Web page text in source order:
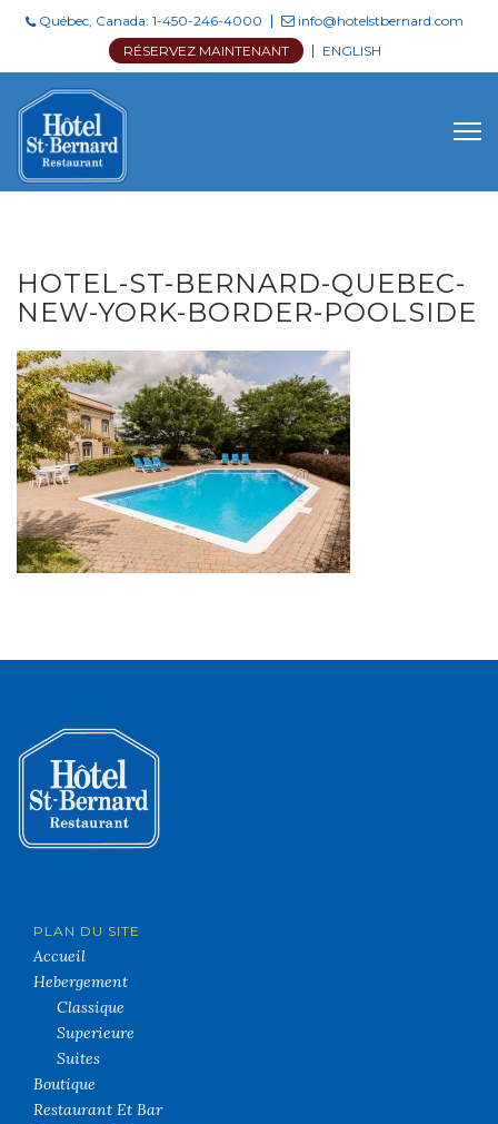
Skip Québec, Canada: 1-450-246-4000
info@hotelstbernard.com
RÉSERVEZ MAINTENANT
ENGLISH
HOTEL-ST-BERNARD-QUEBEC-
NEW-YORK-BORDER-POOLSIDE
PLAN DU SITE
Accueil
Hebergement
Classique
Superieure
Suites
Boutique
Restaurant Et Bar